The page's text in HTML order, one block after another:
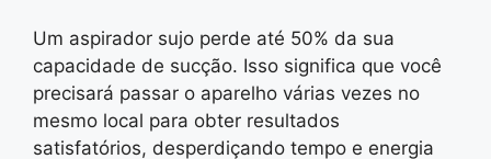
Um aspirador sujo perde até 50% da sua
capacidade de sucção. Isso significa que você
precisará passar o aparelho várias vezes no
mesmo local para obter resultados
satisfatórios, desperdiçando tempo e energia